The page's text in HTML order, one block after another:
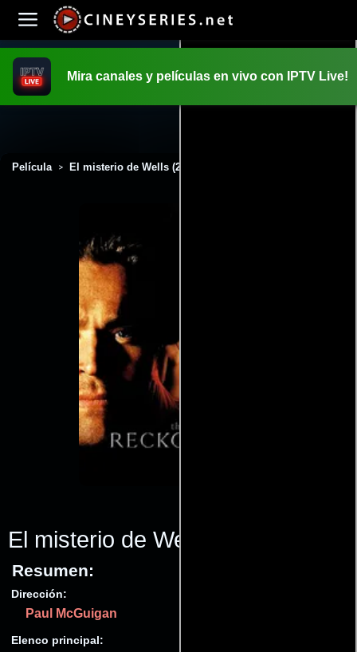
Mira canales y películas en vivo con IPTV Live!
Película > El misterio de Wells (2003)
El misterio de Wells
Resumen:
Dirección:
Paul McGuigan
Elenco principal: